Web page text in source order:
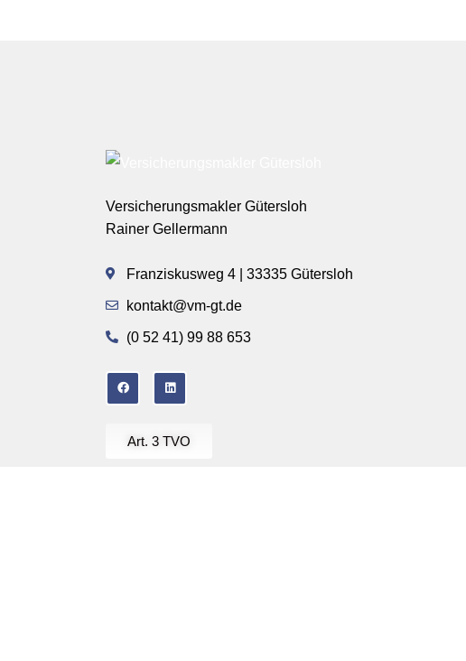
Versicherungsmakler Gütersloh
Rainer Gellermann
Franziskusweg 4 | 33335 Gütersloh
kontakt@vm-gt.de
(0 52 41) 99 88 653
Art. 3 TVO